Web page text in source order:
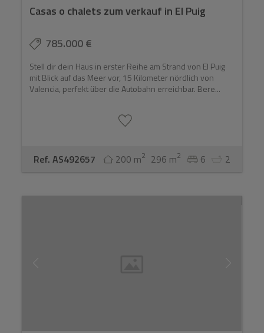
Casas o chalets zum verkauf in El Puig
785.000 €
Stell dir dein Haus in erster Reihe am Strand von El Puig
mit Blick auf das Meer vor, 15 Kilometer nördlich von
Valencia, perfekt über die Autobahn erreichbar. Bere...
Ref. AS492657 200 m2 296 m2 6 2